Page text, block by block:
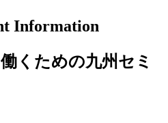
Information
くための九州セミ